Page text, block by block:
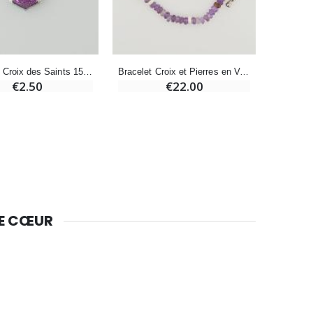
Pendentif Croix des Saints 15mm - Violet
€2.50
Bracelet Croix et Pierres en Verre Violet
€22.00
CŒUR